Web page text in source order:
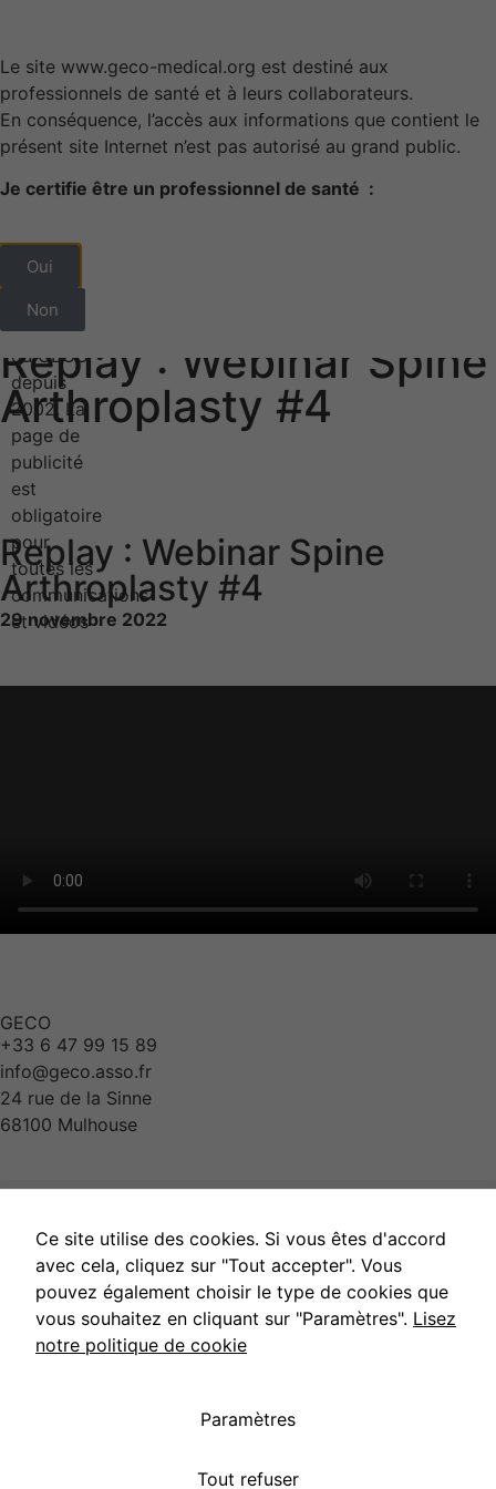
Replay : Webinar Spine
Arthroplasty #4
Replay : Webinar Spine
Arthroplasty #4
29 novembre 2022
GECO
+33 6 47 99 15 89
info@geco.asso.fr
24 rue de la Sinne
68100 Mulhouse
Ce site utilise des cookies. Si vous êtes d'accord
avec cela, cliquez sur "Tout accepter". Vous
pouvez également choisir le type de cookies que
vous souhaitez en cliquant sur "Paramètres". Lisez
notre politique de cookie
Paramètres
Tout refuser
Le site www.geco-medical.org est destiné aux
professionnels de santé et à leurs collaborateurs.
En conséquence, l’accès aux informations que contient le
présent site Internet n’est pas autorisé au grand public.
Je certifie être un professionnel de santé :
Oui
Non